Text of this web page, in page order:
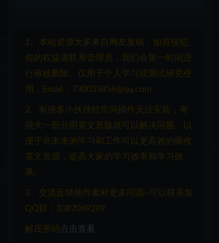
1、本站资源大多来自网友发稿，如有侵犯
你的权益请联系管理员，我们会第一时间进
行审核删除。仅用于个人学习或测试研究使
用，Email：730033856@qq.com
2、有很多小伙伴经常问插件无法安装，有
很大一部分用英文原版就可以解决问题。以
便于在未来的学习和工作可以更高效的吸收
英文资源，提高大家的学习效率和学习效
果。
3、交流反馈插件素材更多问题~可以联系加
QQ群：1087069289
解压密码 点击查看